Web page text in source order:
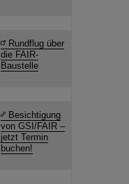
Rundflug über
die FAIR-
Baustelle
Besichtigung
von GSI/FAIR –
jetzt Termin
buchen!